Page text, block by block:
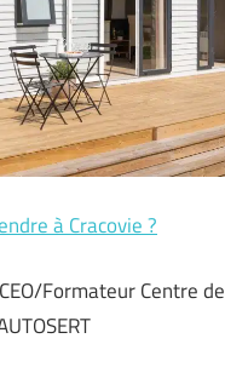
à Cracovie ?
CEO/Formateur Centre de